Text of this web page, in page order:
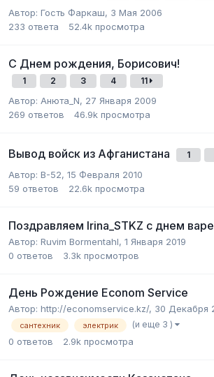
Автор: Гость Фаркаш, 3 Мая 2006
233 ответа 52.4k просмотра
С Днем рождения, Борисович!
1 2 3 4 11
Автор: Анюта_N, 27 Января 2009
269 ответов 46.9k просмотра
Вывод войск из Афганистана 1
Автор: B-52, 15 Февраля 2010
59 ответов 22.6k просмотра
Поздравляем Irina_STKZ с днем
Автор: Ruvim Bormentahl, 1 Января 2019
0 ответов 3.3k просмотров
День Рождение Econom Service
Автор: http://economservice.kz/, 30 Декабря
сантехник электрик (и еще 3 )
0 ответов 2.9k просмотра